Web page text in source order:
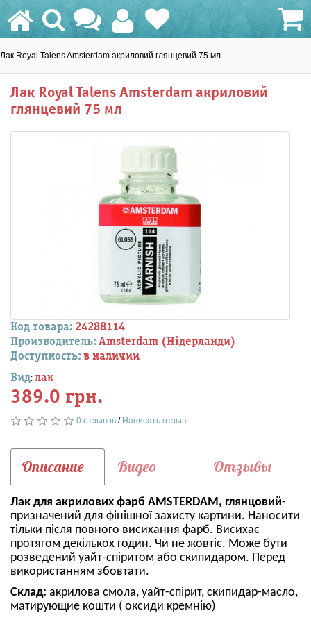
Лак Royal Talens Amsterdam акриловий глянцевий 75 мл
Лак Royal Talens Amsterdam акриловий
глянцевий 75 мл
Код товара: 24288114
Производитель: Amsterdam (Нідерланди)
Доступность: в наличии
Вид: лак
389.0 грн.
0 отзывов / Написать отзыв
Описание Видео Отзывы
Лак для акрилових фарб AMSTERDAM, глянцовий-
призначений для фінішної захисту картини. Наносити
тільки після повного висихання фарб. Висихає
протягом декількох годин. Чи не жовтіє. Може бути
розведений уайт-спіритом або скипидаром. Перед
використанням збовтати.
Склад: акрилова смола, уайт-спірит, скипидар-масло,
матирующие кошти ( оксиди кремнію)